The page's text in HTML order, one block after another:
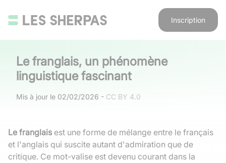
Inscription
Le franglais, un phénomène
linguistique fascinant
Mis à jour le 02/02/2026 - CC BY 4.0
Le franglais est une forme de mélange entre le français
et l'anglais qui suscite autant d'admiration que de
critique. Ce mot-valise est devenu courant dans la